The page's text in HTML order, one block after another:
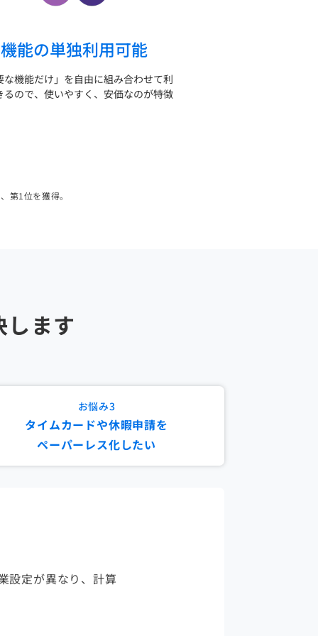
機能の単独利用可能
な機能だけ」を自由に組み合わせて利
るので、使いやすく、安価なのが特徴
第1位を獲得。
ます
お悩み3
タイムカードや休暇申請を
ペーパーレス化したい
設定が異なり、計算